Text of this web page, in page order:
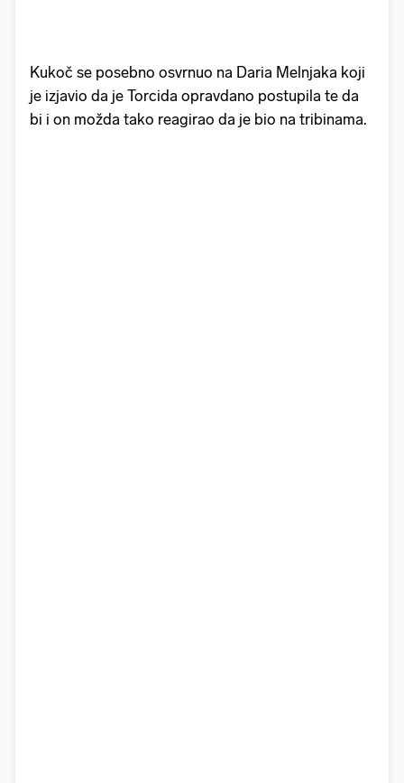
Kukoč se posebno osvrnuo na Daria Melnjaka koji
je izjavio da je Torcida opravdano postupila te da
bi i on možda tako reagirao da je bio na tribinama.